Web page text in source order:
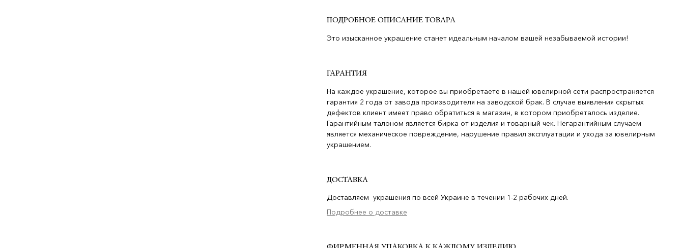
ПОДРОБНОЕ ОПИСАНИЕ ТОВАРА
Это изысканное украшение станет идеальным началом вашей незабываемой истории!
ГАРАНТИЯ
На каждое украшение, которое вы приобретаете в нашей ювелирной сети распространяется
гарантия 2 года от завода производителя на заводской брак. В случае выявления скрытых
дефектов клиент имеет право обратиться в магазин, в котором приобреталось изделие.
Гарантийным талоном является бирка от изделия и товарный чек. Негарантийным случаем
является механическое повреждение, нарушение правил эксплуатации и ухода за ювелирным
украшением.
ДОСТАВКА
Доставляем украшения по всей Украине в течении 1-2 рабочих дней.
Подробнее о доставке